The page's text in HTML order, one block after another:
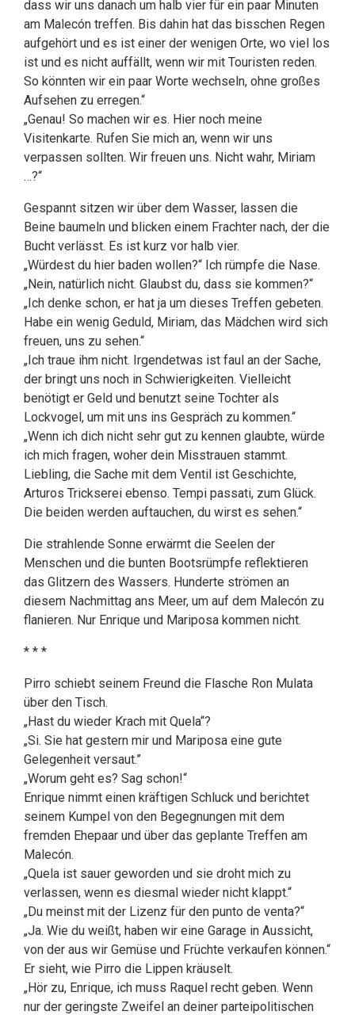
dass wir uns danach um halb vier für ein paar Minuten
am Malecón treffen. Bis dahin hat das bisschen Regen
aufgehört und es ist einer der wenigen Orte, wo viel los
ist und es nicht auffällt, wenn wir mit Touristen reden.
So könnten wir ein paar Worte wechseln, ohne großes
Aufsehen zu erregen.“
„Genau! So machen wir es. Hier noch meine
Visitenkarte. Rufen Sie mich an, wenn wir uns
verpassen sollten. Wir freuen uns. Nicht wahr, Miriam
…?“
Gespannt sitzen wir über dem Wasser, lassen die
Beine baumeln und blicken einem Frachter nach, der die
Bucht verlässt. Es ist kurz vor halb vier.
„Würdest du hier baden wollen?“ Ich rümpfe die Nase.
„Nein, natürlich nicht. Glaubst du, dass sie kommen?“
„Ich denke schon, er hat ja um dieses Treffen gebeten.
Habe ein wenig Geduld, Miriam, das Mädchen wird sich
freuen, uns zu sehen.“
„Ich traue ihm nicht. Irgendetwas ist faul an der Sache,
der bringt uns noch in Schwierigkeiten. Vielleicht
benötigt er Geld und benutzt seine Tochter als
Lockvogel, um mit uns ins Gespräch zu kommen.“
„Wenn ich dich nicht sehr gut zu kennen glaubte, würde
ich mich fragen, woher dein Misstrauen stammt.
Liebling, die Sache mit dem Ventil ist Geschichte,
Arturos Trickserei ebenso. Tempi passati, zum Glück.
Die beiden werden auftauchen, du wirst es sehen.“
Die strahlende Sonne erwärmt die Seelen der
Menschen und die bunten Bootsrümpfe reflektieren
das Glitzern des Wassers. Hunderte strömen an
diesem Nachmittag ans Meer, um auf dem Malecón zu
flanieren. Nur Enrique und Mariposa kommen nicht.
* * *
Pirro schiebt seinem Freund die Flasche Ron Mulata
über den Tisch.
„Hast du wieder Krach mit Quela“?
„Si. Sie hat gestern mir und Mariposa eine gute
Gelegenheit versaut.”
„Worum geht es? Sag schon!“
Enrique nimmt einen kräftigen Schluck und berichtet
seinem Kumpel von den Begegnungen mit dem
fremden Ehepaar und über das geplante Treffen am
Malecón.
„Quela ist sauer geworden und sie droht mich zu
verlassen, wenn es diesmal wieder nicht klappt.“
„Du meinst mit der Lizenz für den punto de venta?“
„Ja. Wie du weißt, haben wir eine Garage in Aussicht,
von der aus wir Gemüse und Früchte verkaufen können.“
Er sieht, wie Pirro die Lippen kräuselt.
„Hör zu, Enrique, ich muss Raquel recht geben. Wenn
nur der geringste Zweifel an deiner parteipolitischen